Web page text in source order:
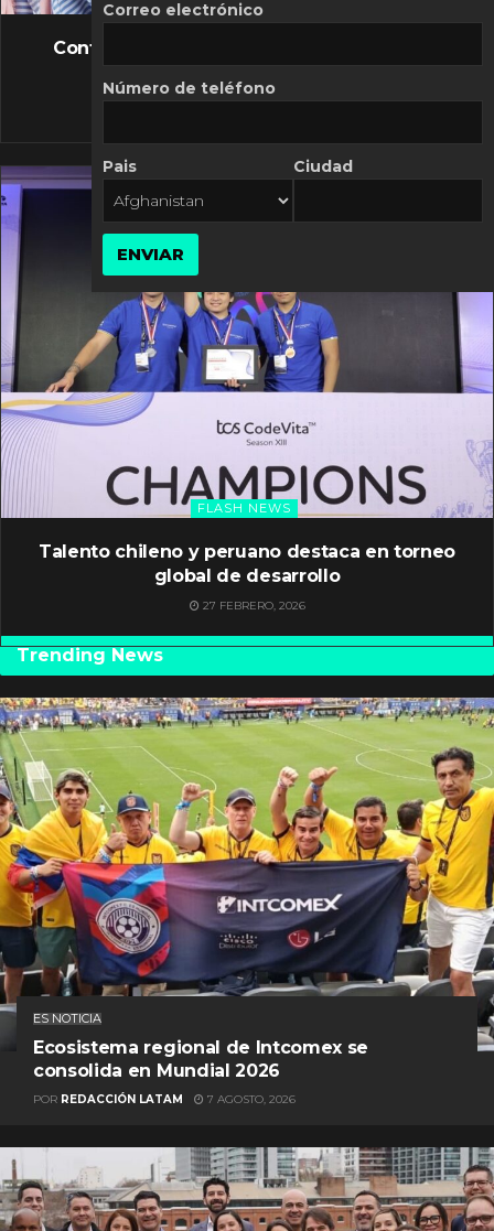
FLASH NEWS
Controversia de Mercado Libre por costos
10 MARZO, 2026
FLASH NEWS
Talento chileno y peruano destaca en torneo
global de desarrollo
27 FEBRERO, 2026
Trending News
ES NOTICIA
Ecosistema regional de Intcomex se
consolida en Mundial 2026
POR REDACCIÓN LATAM 7 AGOSTO, 2026
Correo electrónico
Número de teléfono
Pais Ciudad
ENVIAR